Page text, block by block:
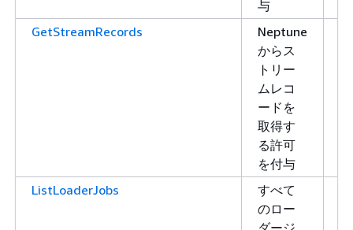
与
GetStreamRecords
Neptune
からス
トリー
ムレコ
ードを
取得す
る許可
を付与
ListLoaderJobs
すべて
のロー